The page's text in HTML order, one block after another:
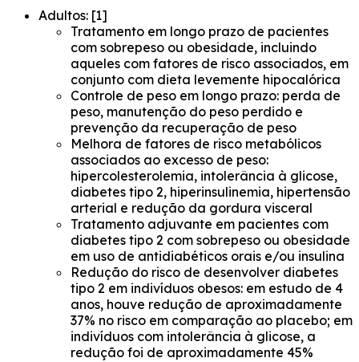
Adultos: [1]
Tratamento em longo prazo de pacientes
com sobrepeso ou obesidade, incluindo
aqueles com fatores de risco associados, em
conjunto com dieta levemente hipocalórica
Controle de peso em longo prazo: perda de
peso, manutenção do peso perdido e
prevenção da recuperação de peso
Melhora de fatores de risco metabólicos
associados ao excesso de peso:
hipercolesterolemia, intolerância à glicose,
diabetes tipo 2, hiperinsulinemia, hipertensão
arterial e redução da gordura visceral
Tratamento adjuvante em pacientes com
diabetes tipo 2 com sobrepeso ou obesidade
em uso de antidiabéticos orais e/ou insulina
Redução do risco de desenvolver diabetes
tipo 2 em indivíduos obesos: em estudo de 4
anos, houve redução de aproximadamente
37% no risco em comparação ao placebo; em
indivíduos com intolerância à glicose, a
redução foi de aproximadamente 45%